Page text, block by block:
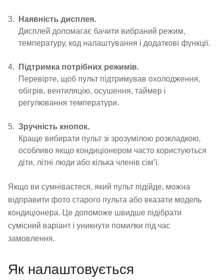
Наявність дисплея.
Дисплей допомагає бачити вибраний режим,
температуру, код налаштування і додаткові функції.
Підтримка потрібних режимів.
Перевірте, щоб пульт підтримував охолодження,
обігрів, вентиляцію, осушення, таймер і
регулювання температури.
Зручність кнопок.
Краще вибирати пульт зі зрозумілою розкладкою,
особливо якщо кондиціонером часто користуються
діти, літні люди або кілька членів сім’ї.
Якщо ви сумніваєтеся, який пульт підійде, можна
відправити фото старого пульта або вказати модель
кондиціонера. Це допоможе швидше підібрати
сумісний варіант і уникнути помилки під час
замовлення.
Як налаштовується